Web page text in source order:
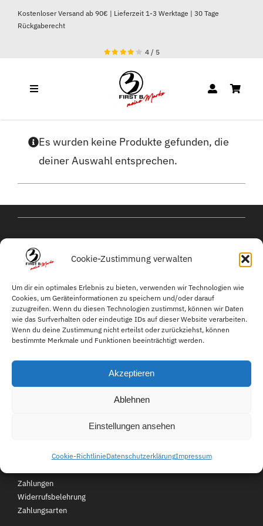
Cookie-Zustimmung verwalten
Um dir ein optimales Erlebnis zu bieten, verwenden wir Technologien wie
Cookies, um Geräteinformationen zu speichern und/oder darauf
zuzugreifen. Wenn du diesen Technologien zustimmst, können wir Daten
wie das Surfverhalten oder eindeutige IDs auf dieser Website verarbeiten.
Wenn du deine Zustimmung nicht erteilst oder zurückziehst, können
bestimmte Merkmale und Funktionen beeinträchtigt werden.
Akzeptieren
Ablehnen
Einstellungen ansehen
Cookie-RichtlinieDatenschutzerklärungImpressum
Zum
Inhalt
Kostenloser Versand ab 90€ | Lieferzeit 1-3 Werktage | 30 Tage
Rückgaberecht
4/ 5
Toggle
Es wurden keine Produkte gefunden, die
deiner Auswahl entsprechen.
kontakt@michael-
heinen.com
Melde Sie uns Ihr Anliegen
einfach per E-Mail.
049559343611
Mo-Fr 08:00-16:00 Uhr für
Lieferzeit 1-3 Tage
Zahlungen
Widerrufsbelehrung
Zahlungsarten
Über First B
Unsere Filialen